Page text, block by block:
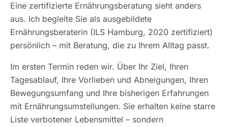
Eine zertifizierte Ernährungsberatung sieht anders
aus. Ich begleite Sie als ausgebildete
Ernährungsberaterin (ILS Hamburg, 2020 zertifiziert)
persönlich – mit Beratung, die zu Ihrem Alltag passt.
Im ersten Termin reden wir. Über Ihr Ziel, Ihren
Tagesablauf, Ihre Vorlieben und Abneigungen, Ihren
Bewegungsumfang und Ihre bisherigen Erfahrungen
mit Ernährungsumstellungen. Sie erhalten keine starre
Liste verbotener Lebensmittel – sondern